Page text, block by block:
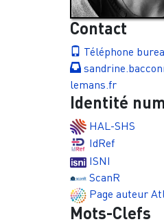
Contact
Téléphone
lemans.fr
Identité
HAL-SHS
IdRef
ISNI
ScanR
Page auteur
Mots-Clefs